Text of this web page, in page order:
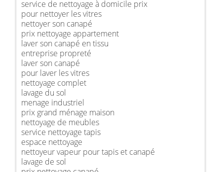
service de nettoyage à domicile prix
pour nettoyer les vitres
nettoyer son canapé
prix nettoyage appartement
laver son canapé en tissu
entreprise propreté
laver son canapé
pour laver les vitres
nettoyage complet
lavage du sol
menage industriel
prix grand ménage maison
nettoyage de meubles
service nettoyage tapis
espace nettoyage
nettoyeur vapeur pour tapis et canapé
lavage de sol